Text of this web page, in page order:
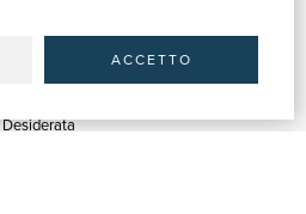
ACCETTO
Spedizioni
Desiderata